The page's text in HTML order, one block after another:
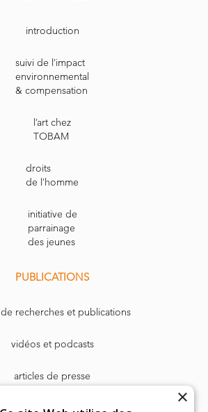
introduction
suivi de l’impact
environnemental
& compensation
l’art chez
TOBAM
droits
de l’homme
initiative de
parrainage
des jeunes
PUBLICATIONS
recherches et publications
vidéos et podcasts
articles de presse
Dr. Harry Markowitz
×